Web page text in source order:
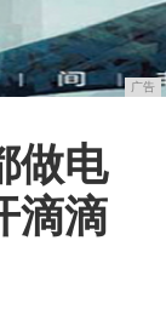
广告
做电
滴滴